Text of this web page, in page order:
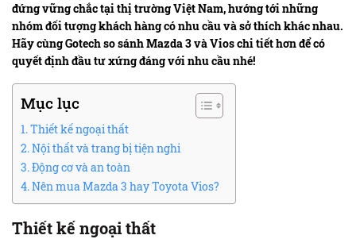
đứng vững chắc tại thị trường Việt Nam, hướng tới những
nhóm đối tượng khách hàng có nhu cầu và sở thích khác nhau.
Hãy cùng Gotech so sánh Mazda 3 và Vios chi tiết hơn để có
quyết định đầu tư xứng đáng với nhu cầu nhé!
Mục lục
Thiết kế ngoại thất
Nội thất và trang bị tiện nghi
Động cơ và an toàn
Nên mua Mazda 3 hay Toyota Vios?
Thiết kế ngoại thất